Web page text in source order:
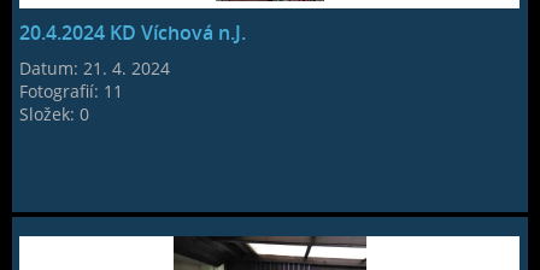
20.4.2024 KD Víchová n.J.
Datum:21. 4. 2024
Fotografií: 11
Složek:0